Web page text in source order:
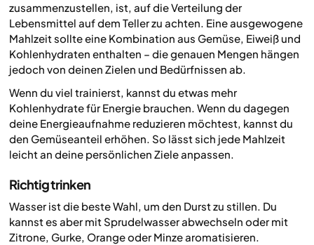
zusammenzustellen, ist, auf die Verteilung der
Lebensmittel auf dem Teller zu achten. Eine ausgewogene
Mahlzeit sollte eine Kombination aus Gemüse, Eiweiß und
Kohlenhydraten enthalten – die genauen Mengen hängen
jedoch von deinen Zielen und Bedürfnissen ab.
Wenn du viel trainierst, kannst du etwas mehr
Kohlenhydrate für Energie brauchen. Wenn du dagegen
deine Energieaufnahme reduzieren möchtest, kannst du
den Gemüseanteil erhöhen. So lässt sich jede Mahlzeit
leicht an deine persönlichen Ziele anpassen.
Richtig trinken
Wasser ist die beste Wahl, um den Durst zu stillen. Du
kannst es aber mit Sprudelwasser abwechseln oder mit
Zitrone, Gurke, Orange oder Minze aromatisieren.